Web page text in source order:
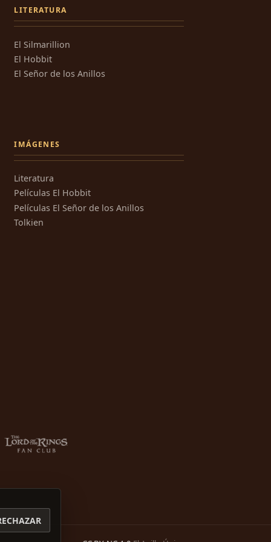
LITERATURA
El Silmarillion
El Hobbit
El Señor de los Anillos
IMÁGENES
Literatura
Películas El Hobbit
Películas El Señor de los Anillos
Tolkien